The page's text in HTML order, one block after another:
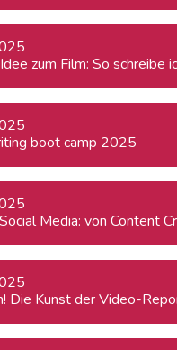
zum Film: So schreibe
boot camp 2025
Media: von Content
Die Kunst der Video-